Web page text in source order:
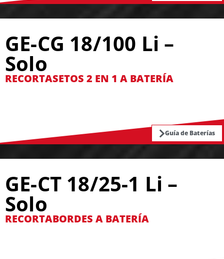
GE-CG 18/100 Li –
Solo
RECORTASETOS 2 EN 1 A BATERÍA
Guía de Baterías
GE-CT 18/25-1 Li –
Solo
RECORTABORDES A BATERÍA